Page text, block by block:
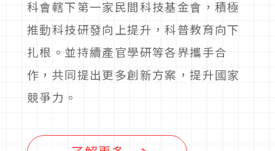
科會轄下第一家民間科技基金會，積極
推動科技研發向上提升，科普教育向下
扎根。並持續產官學研等各界攜手合
作，共同提出更多創新方案，提升國家
競爭力。